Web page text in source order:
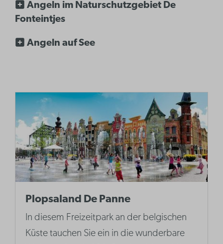
Angeln im Naturschutzgebiet De
Fonteintjes
Angeln auf See
Plopsaland De Panne
In diesem Freizeitpark an der belgischen
Küste tauchen Sie ein in die wunderbare